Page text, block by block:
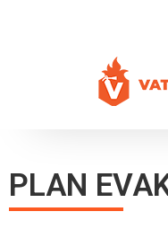
PLAN